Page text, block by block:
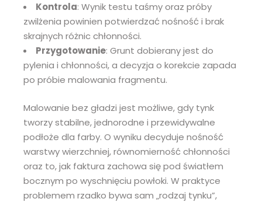
Kontrola: Wynik testu taśmy oraz próby
zwilżenia powinien potwierdzać nośność i brak
skrajnych różnic chłonności.
Przygotowanie: Grunt dobierany jest do
pylenia i chłonności, a decyzja o korekcie zapada
po próbie malowania fragmentu.
Malowanie bez gładzi jest możliwe, gdy tynk
tworzy stabilne, jednorodne i przewidywalne
podłoże dla farby. O wyniku decyduje nośność
warstwy wierzchniej, równomierność chłonności
oraz to, jak faktura zachowa się pod światłem
bocznym po wyschnięciu powłoki. W praktyce
problemem rzadko bywa sam „rodzaj tynku”,